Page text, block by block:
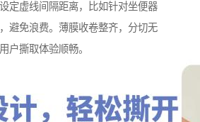
定虚线间隔距离，比如针对坐便器
避免浪费。薄膜收卷整齐，分切无
户撕取体验顺畅。